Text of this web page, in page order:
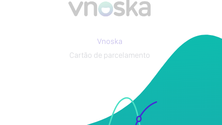
Vnoska
Cartão de parcelamento